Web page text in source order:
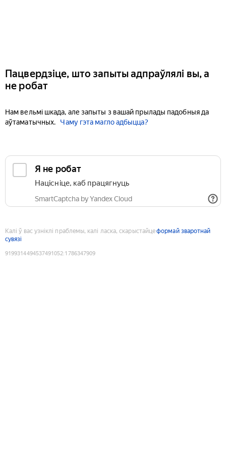
Пацвердзіце, што запыты адпраўлялі вы, а
не робат
Нам вельмі шкада, але запыты з вашай прылады падобныя да
аўтаматычных.
Чаму гэта магло адбыцца?
Я не робат
Націсніце, каб працягнуць
SmartCaptcha by Yandex Cloud
Калі ў вас узніклі праблемы, калі ласка, скарыстайцеформай зваротнай
сувязі
9199314494537491052:1786347909